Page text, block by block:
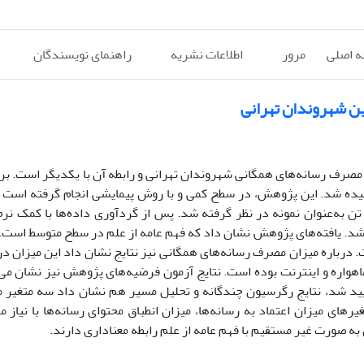
اصلی مرور اطلاعات نشریه راهنمای نویسندگان
شهروندان تهرانی
رسانه‌های همگانی شهروندان تهرانی و رابطه آن با یکدیگر است.
شد. این پژوهش، در سطح کمی و با روش پیمایشی انجام گرفته است
نیز مردان و زنان بالای 15 سال شهر تهران هستند که 400 تن به‌عنوان نمونه در نظر گرفته شد. پس از گردآوری داده‌ها
یافته‌های پژوهش نشان داد که فهم عامه از علم در سطح متوسط است.
میزان مصرف رسانه‌های همگانی نیز نتایج نشان داد این میزان
و اینترنت بوده است. نتایج آزمون فرضیه‌های پژوهش نیز
شد، نتایج رگرسیون چندگانه و تحلیل مسیر هم نشان داد سه
میزان اعتماد به رسانه‌ها، میزان انطباق محتوای رسانه‌ها با نیاز
غیر مستقیم با فهم عامه از علم رابطه معناداری دارند.